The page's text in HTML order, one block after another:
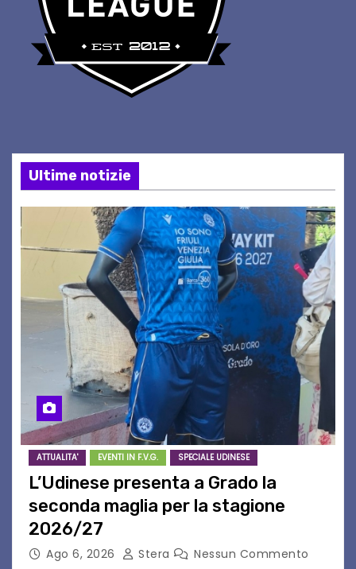
Ultime notizie
ATTUALITA' EVENTI IN F.V.G. SPECIALE UDINESE
L’Udinese presenta a Grado la
seconda maglia per la stagione
2026/27
Ago 6, 2026 Stera Nessun Commento